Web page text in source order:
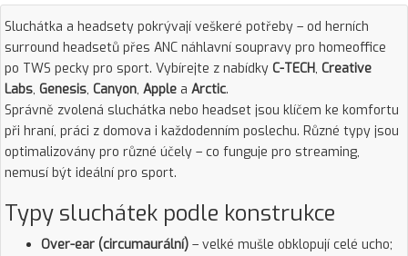
Sluchátka a headsety pokrývají veškeré potřeby – od herních
surround headsetů přes ANC náhlavní soupravy pro homeoffice
po TWS pecky pro sport. Vybírejte z nabídky C-TECH, Creative
Labs, Genesis, Canyon, Apple a Arctic.
Správně zvolená sluchátka nebo headset jsou klíčem ke komfortu
při hraní, práci z domova i každodenním poslechu. Různé typy jsou
optimalizovány pro různé účely – co funguje pro streaming,
nemusí být ideální pro sport.
Typy sluchátek podle konstrukce
Over-ear (circumaurální) – velké mušle obklopují celé ucho;